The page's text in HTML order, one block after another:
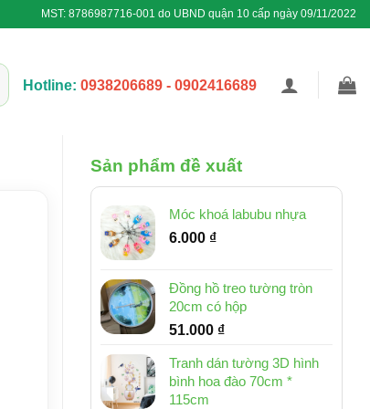
MST: 8786987716-001 do UBND quận 10 cấp ngày 09/11/2022
Hotline: 0938206689 - 0902416689
Sản phẩm đề xuất
Móc khoá labubu nhựa
6.000 ₫
Đồng hồ treo tường tròn
20cm có hộp
51.000 ₫
Tranh dán tường 3D hình
bình hoa đào 70cm *
115cm